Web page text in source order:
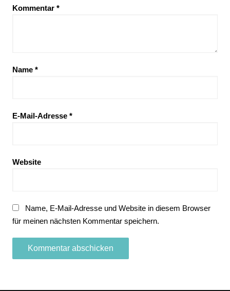
Kommentar *
Name *
E-Mail-Adresse *
Website
Name, E-Mail-Adresse und Website in diesem Browser
für meinen nächsten Kommentar speichern.